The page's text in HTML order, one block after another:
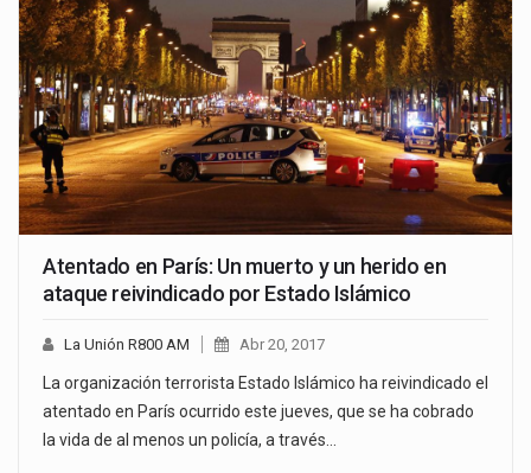
Atentado en París: Un muerto y un herido en
ataque reivindicado por Estado Islámico
La Unión R800 AM Abr 20, 2017
La organización terrorista Estado Islámico ha reivindicado el
atentado en París ocurrido este jueves, que se ha cobrado
la vida de al menos un policía, a través…